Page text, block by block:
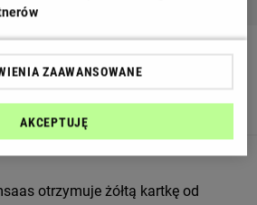
Antwerp zostaje zablokowany
otrzymuje żółtą kartkę od
ZAAWANSOWANE
AKCEPTUJĘ